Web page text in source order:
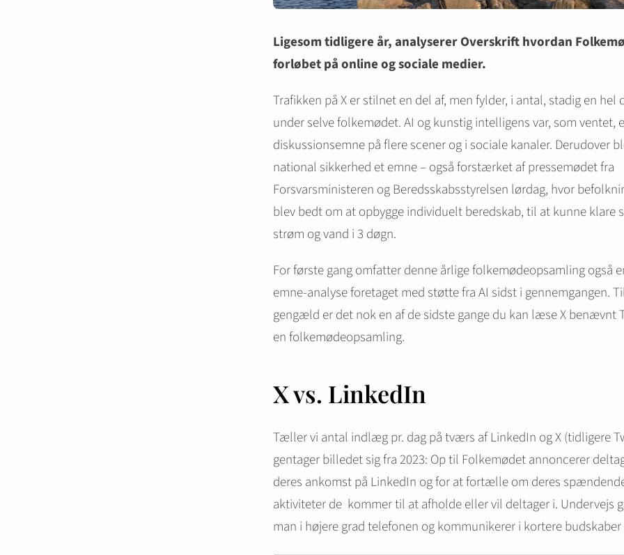
Ligesom tidligere år, analyserer Overskrift hvordan
forløbet på online og sociale medier.
Trafikken på X er stilnet en del af, men fylder, i antal, stadig en hel
under selve folkemødet. AI og kunstig intelligens var, som ventet,
diskussionsemne på flere scener og i sociale kanaler. Derudover
national sikkerhed et emne – også forstærket af pressemødet fra
Forsvarsministeren og Beredsskabsstyrelsen lørdag, hvor
blev bedt om at opbygge individuelt beredskab, til at kunne klare
strøm og vand i 3 døgn.
For første gang omfatter denne årlige folkemødeopsamling også
emne-analyse foretaget med støtte fra AI sidst i gennemgangen.
gengæld er det nok en af de sidste gange du kan læse X benævnt
en folkemødeopsamling.
X vs. LinkedIn
Tæller vi antal indlæg pr. dag på tværs af LinkedIn og X (tidligere
gentager billedet sig fra 2023: Op til Folkemødet annoncerer
deres ankomst på LinkedIn og for at fortælle om deres
aktiviteter de kommer til at afholde eller vil deltager i. Undervejs
man i højere grad telefonen og kommunikerer i kortere budskaber